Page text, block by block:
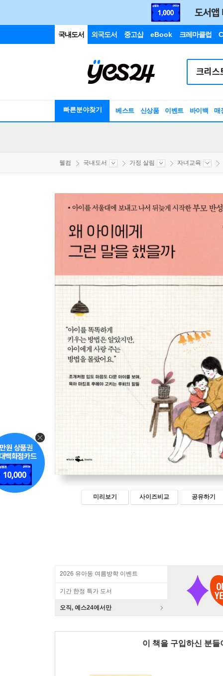
국내도서 외국도서 중고샵 eBook 크레마클럽
빠른분야찾기 베스트 신상품 이벤트 바이백 매
웰컴 국내도서 가정 살림 자녀교육
미리보기 사이즈비교 공유하기
2026 유아동 여름방학 이벤트
기간 한정 특가 도서
오직, 예스24에서만
이 책을 구입하신 분